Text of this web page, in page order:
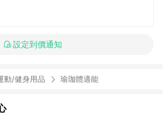
設定到價通知
動/健身用品 瑜珈體適能